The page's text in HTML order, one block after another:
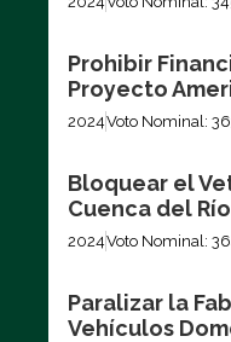
Prohibir
Proyecto
2024Voto Nominal:
Bloquear el
Cuenca del
2024Voto Nominal:
Paralizar la
Vehículos